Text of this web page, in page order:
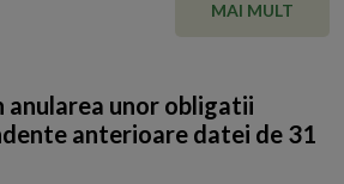
MAI MULT
anularea unor obligatii
anterioare datei de 31